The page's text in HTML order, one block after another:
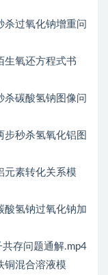
过氧化钠增重问
生氧还方程式书
碳酸氢钠图像问
秒杀氢氧化铝图
元素转化关系模
氢钠过氧化钠加
存问题通解.mp4
铜混合溶液模